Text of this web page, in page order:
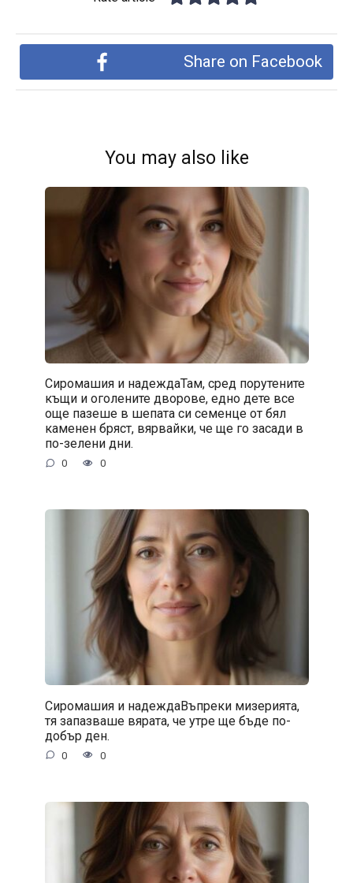
Share on Facebook
You may also like
Сиромашия и надеждаТам, сред порутените
къщи и оголените дворове, едно дете все
още пазеше в шепата си семенце от бял
каменен бряст, вярвайки, че ще го засади в
по-зелени дни.
0 0
Сиромашия и надеждаВъпреки мизерията,
тя запазваше вярата, че утре ще бъде по-
добър ден.
0 0